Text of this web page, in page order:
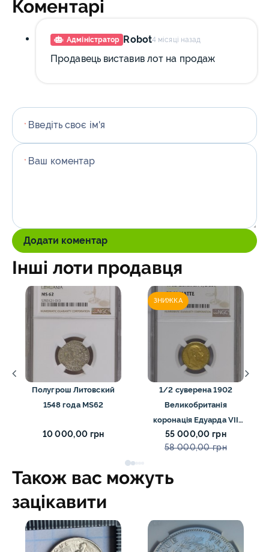
Коментарі
Адміністратор Robot4 місяці назад
Продавець виставив лот на продаж
* Введіть своє ім'я
* Ваш коментар
Додати коментар
Інші лоти продавця
Полугрош Литовский
1548 года MS62
10 000,00 грн
ЗНИЖКА
1/2 суверена 1902
Великобританія
коронація Едуарда VII
NGC PF60 MATTE
55 000,00 грн
58 000,00 грн
Також вас можуть
зацікавити